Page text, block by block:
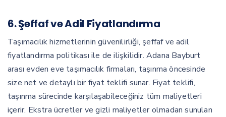
6.Şeffaf ve Adil Fiyatlandırma
Taşımacılık hizmetlerinin güvenilirliği, şeffaf ve adil
fiyatlandırma politikası ile de ilişkilidir. Adana Bayburt
arası evden eve taşımacılık firmaları, taşınma öncesinde
size net ve detaylı bir fiyat teklifi sunar. Fiyat teklifi,
taşınma sürecinde karşılaşabileceğiniz tüm maliyetleri
içerir. Ekstra ücretler ve gizli maliyetler olmadan sunulan